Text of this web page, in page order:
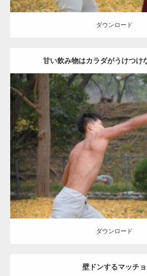
ダウンロード
甘い飲み物はカラダがうけつけ
Update:2021.07.8
Category: 公園のマッチョ その他
ダウンロード
ダウンロード
壁ドンするマッチョ